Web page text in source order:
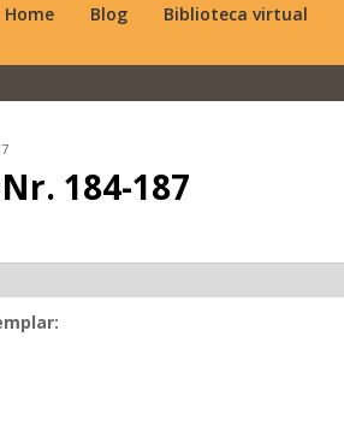
Home Blog Biblioteca virtual
184-187